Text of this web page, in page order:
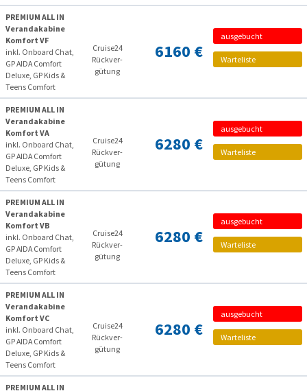
PREMIUM ALL IN
Verandakabine
Komfort VF
inkl. Onboard Chat,
GP AIDA Comfort
Deluxe, GP Kids &
Teens Comfort
Cruise24
Rückver­
gütung
6160 €
ausgebucht
Warteliste
PREMIUM ALL IN
Verandakabine
Komfort VA
inkl. Onboard Chat,
GP AIDA Comfort
Deluxe, GP Kids &
Teens Comfort
Cruise24
Rückver­
gütung
6280 €
ausgebucht
Warteliste
PREMIUM ALL IN
Verandakabine
Komfort VB
inkl. Onboard Chat,
GP AIDA Comfort
Deluxe, GP Kids &
Teens Comfort
Cruise24
Rückver­
gütung
6280 €
ausgebucht
Warteliste
PREMIUM ALL IN
Verandakabine
Komfort VC
inkl. Onboard Chat,
GP AIDA Comfort
Deluxe, GP Kids &
Teens Comfort
Cruise24
Rückver­
gütung
6280 €
ausgebucht
Warteliste
PREMIUM ALL IN